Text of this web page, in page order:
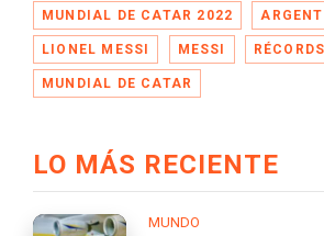
MUNDIAL DE CATAR 2022
LIONEL MESSI MESSI RÉCORDS
MUNDIAL DE CATAR
LO MÁS RECIENTE
MUNDO